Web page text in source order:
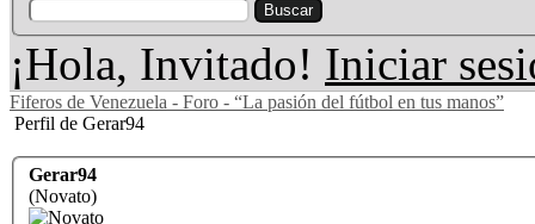
¡Hola, Invitado! Iniciar
Fiferos de Venezuela - Foro - “La pasión del fútbol en tus manos”
Perfil de Gerar94
Gerar94
(Novato)